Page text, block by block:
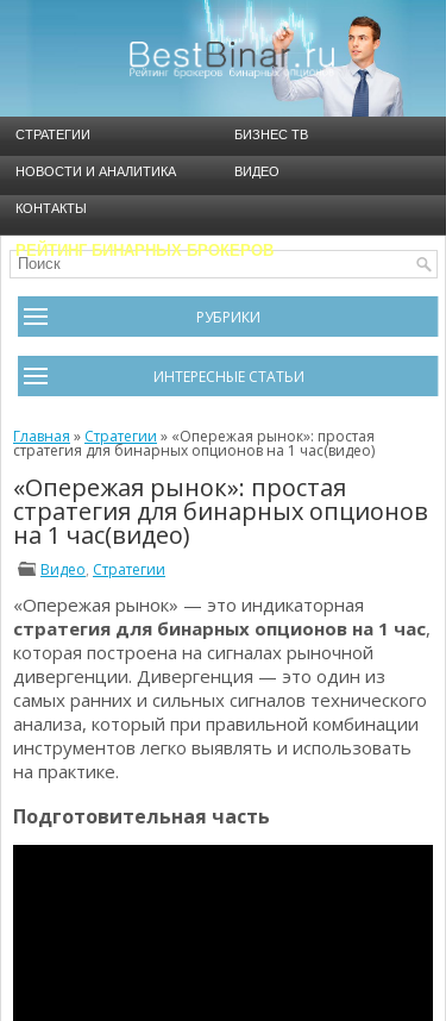
СТРАТЕГИИ БИЗНЕС ТВ
НОВОСТИ И АНАЛИТИКА ВИДЕО
КОНТАКТЫ
РЕЙТИНГ БИНАРНЫХ БРОКЕРОВ
РУБРИКИ
Брокеры
Видео
Инструменты
Общая информация
Определения
Опционы для начинающих
Стратегии
Торговля Kриптовалютой
ИНТЕРЕСНЫЕ СТАТЬИ
Черный список брокеров
Ошибки в бинарном трейдинге
Психологии трейдинга
Отзывы о бинарных опционах
Стратегии бинарных опционов
Добавить брокера в рейтинг
Главная » Стратегии » «Опережая рынок»: простая
стратегия для бинарных опционов на 1 час(видео)
«Опережая рынок»: простая
стратегия для бинарных опционов
на 1 час(видео)
Видео, Стратегии
«Опережая рынок» — это индикаторная
стратегия для бинарных опционов на 1 час,
которая построена на сигналах рыночной
дивергенции. Дивергенция — это один из
самых ранних и сильных сигналов технического
анализа, который при правильной комбинации
инструментов легко выявлять и использовать
на практике.
Подготовительная часть